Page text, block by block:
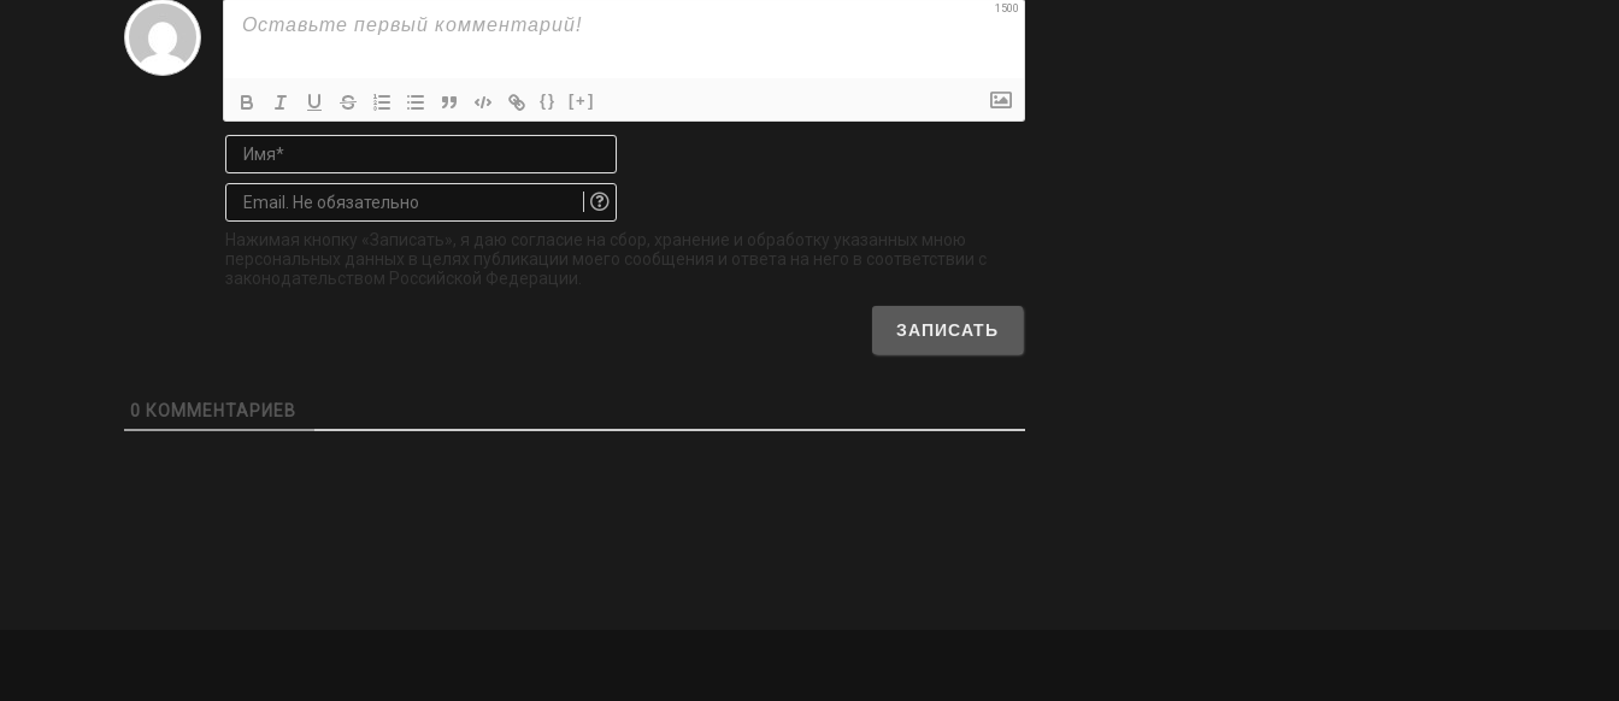
1500
{} [+]
Имя*
Email.
обязательно
Нажимая кнопку «Записать», я даю согласие на сбор, хранение и обработку указанных мною
персональных данных в целях публикации моего сообщения и ответа на него в соответствии с
законодательством Российской Федерации.
0 КОММЕНТАРИЕВ